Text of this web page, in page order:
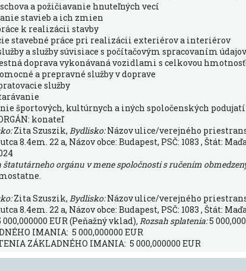
a požičiavanie hnuteľných vecí
stavieb a ich zmien
k realizácii stavby
stavebné práce pri realizácii exteriérov a interiérov
a služby súvisiace s počítačovým spracovaním údajov
doprava vykonávaná vozidlami s celkovou
a prepravné služby v doprave
služby
športových, kultúrnych a iných spoločenských podujatí
konateľ
Zita Szuszik, Bydlisko:Názov ulice/verejného
8.4em. 22 a, Názov obce: Budapest, PSČ: 1083 , Štát:
štatutárneho orgánu v mene spoločnosti s ručením
Zita Szuszik, Bydlisko:Názov ulice/verejného
8.4em. 22 a, Názov obce: Budapest, PSČ: 1083 , Štát:
000,000000 EUR (Peňažný vklad), Rozsah splatenia:5
IMANIA: 5 000,000000 EUR
ZÁKLADNÉHO IMANIA: 5 000,000000 EUR